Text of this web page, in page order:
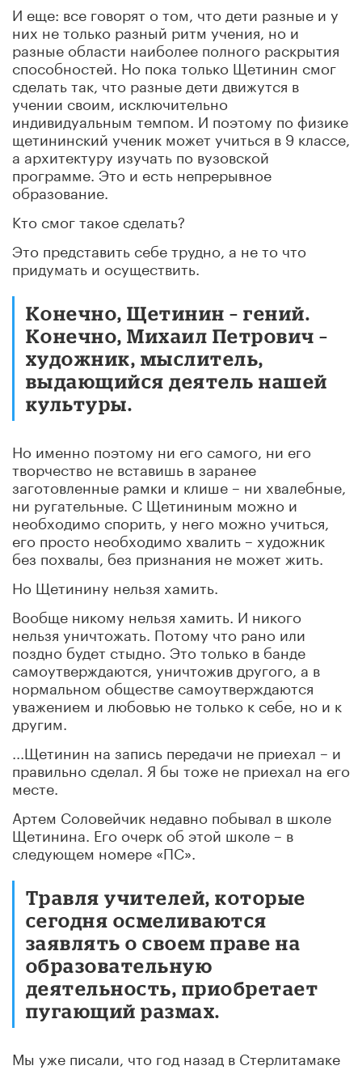
И еще: все говорят о том, что дети разные и у
них не только разный ритм учения, но и
разные области наиболее полного раскрытия
способностей. Но пока только Щетинин смог
сделать так, что разные дети движутся в
учении своим, исключительно
индивидуальным темпом. И поэтому по физике
щетининский ученик может учиться в 9 классе,
а архитектуру изучать по вузовской
программе. Это и есть непрерывное
образование.
Кто смог такое сделать?
Это представить себе трудно, а не то что
придумать и осуществить.
Конечно, Щетинин – гений.
Конечно, Михаил Петрович –
художник, мыслитель,
выдающийся деятель нашей
культуры.
Но именно поэтому ни его самого, ни его
творчество не вставишь в заранее
заготовленные рамки и клише – ни хвалебные,
ни ругательные. С Щетининым можно и
необходимо спорить, у него можно учиться,
его просто необходимо хвалить – художник
без похвалы, без признания не может жить.
Но Щетинину нельзя хамить.
Вообще никому нельзя хамить. И никого
нельзя уничтожать. Потому что рано или
поздно будет стыдно. Это только в банде
самоутверждаются, уничтожив другого, а в
нормальном обществе самоутверждаются
уважением и любовью не только к себе, но и к
другим.
...Щетинин на запись передачи не приехал – и
правильно сделал. Я бы тоже не приехал на его
месте.
Артем Соловейчик недавно побывал в школе
Щетинина. Его очерк об этой школе – в
следующем номере «ПС».
Травля учителей, которые
сегодня осмеливаются
заявлять о своем праве на
образовательную
деятельность, приобретает
пугающий размах.
Мы уже писали, что год назад в Стерлитамаке